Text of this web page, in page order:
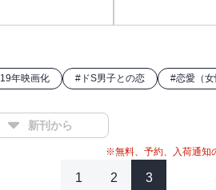
年映画化 # ドS男子との恋 #恋愛（女
新刊から
※無料、予約、入荷通知
1 2 3